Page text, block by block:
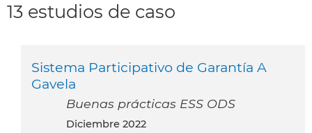
13 estudios de caso
Sistema Participativo de Garantía A
Gavela
Buenas prácticas ESS ODS
diciembre 2022